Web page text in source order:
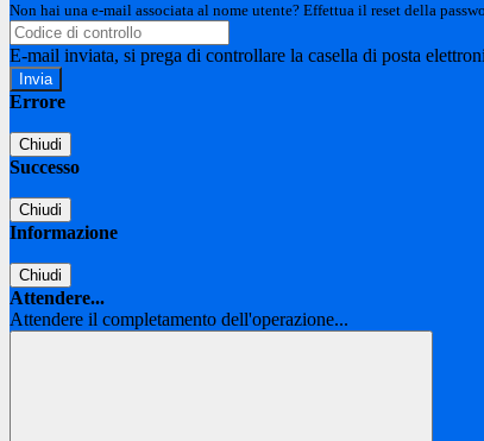
Non hai una e-mail associata al nome utente? Effettua il reset della
E-mail inviata, si prega di controllare la casella di posta
Errore
Chiudi
Successo
Chiudi
Informazione
Chiudi
Attendere...
Attendere il completamento dell'operazione...